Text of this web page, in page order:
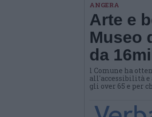
ANGERA
Arte e
Museo
da
l Comune ha
all'accessibilità
gli over 65 e per